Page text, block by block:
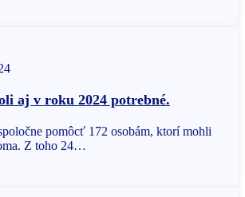
aj v roku 2024 potrebné.
pomôcť 172 osobám, ktorí mohli
Z toho 24…